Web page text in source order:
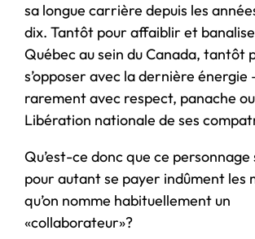
sa longue carrière depuis les
dix. Tantôt pour affaiblir et
Québec au sein du Canada, tantôt
s’opposer avec la dernière énergie
rarement avec respect, panache
Libération nationale de ses
Qu’est-ce donc que ce personnage
pour autant se payer indûment les
qu’on nomme habituellement un
«collaborateur»?